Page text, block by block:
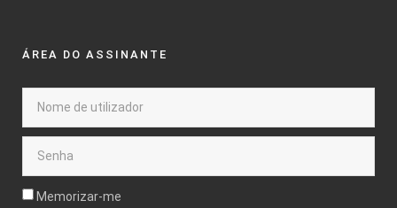
ÁREA DO ASSINANTE
Memorizar-me